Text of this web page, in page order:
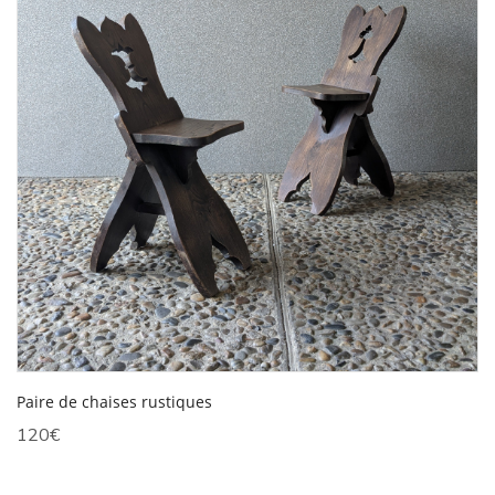
Paire de chaises rustiques
120€